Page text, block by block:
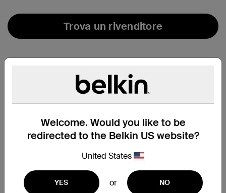
Welcome. Would you like to be
redirected to the Belkin US website?
United States
YES or NO
Trova un rivenditore